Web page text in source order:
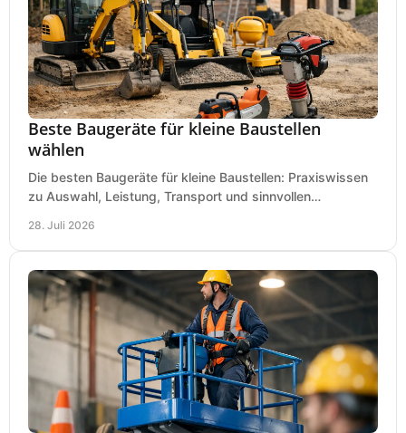
Beste Baugeräte für kleine Baustellen
wählen
Die besten Baugeräte für kleine Baustellen: Praxiswissen
zu Auswahl, Leistung, Transport und sinnvollen
28. Juli 2026